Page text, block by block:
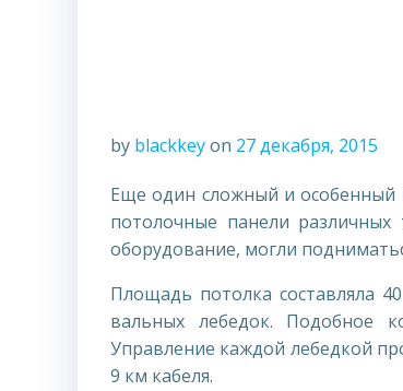
by blackkeyon 27 декабря, 2015
Еще один сложный и особенный
потолочные панели
оборудование, могли
Площадь потолка составляла
вальных лебедок. Подобное
Управление каждой лебедкой
9 км кабеля.